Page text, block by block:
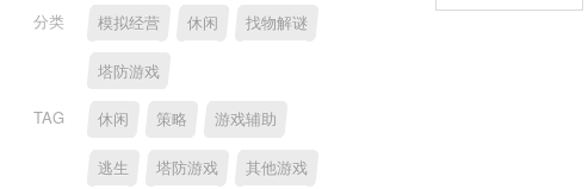
分类
模拟经营 休闲 找物解谜
塔防游戏
TAG 休闲 策略 游戏辅助
逃生 塔防游戏 其他游戏